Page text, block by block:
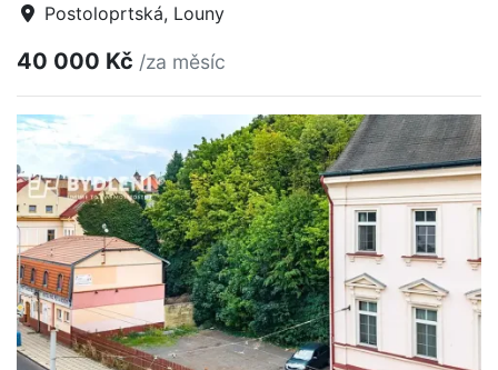
Postoloprtská, Louny
40 000 Kč /za měsíc